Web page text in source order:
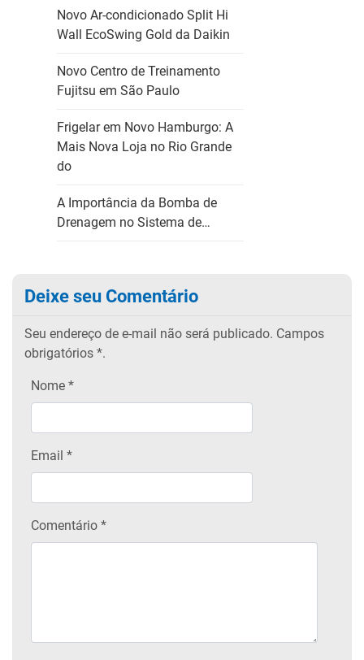
Novo Ar-condicionado Split Hi
Wall EcoSwing Gold da Daikin
Novo Centro de Treinamento
Fujitsu em São Paulo
Frigelar em Novo Hamburgo: A
Mais Nova Loja no Rio Grande
do
A Importância da Bomba de
Drenagem no Sistema de…
Deixe seu Comentário
Seu endereço de e-mail não será publicado. Campos
obrigatórios *.
Nome *
Email *
Comentário *